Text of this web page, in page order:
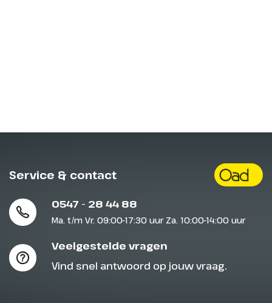
Service & contact
0547 - 28 44 88
Ma. t/m Vr. 09:00-17:30 uur Za. 10:00-14:00 uur
Veelgestelde vragen
Vind snel antwoord op jouw vraag.